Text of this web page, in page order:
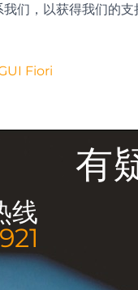
们，以获得我们的支
Fiori
有
线